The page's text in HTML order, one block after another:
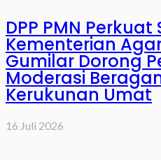
DPP PMN
Kementerian
Gumilar Dorong
Moderasi
Kerukunan Umat
16 Juli 2026